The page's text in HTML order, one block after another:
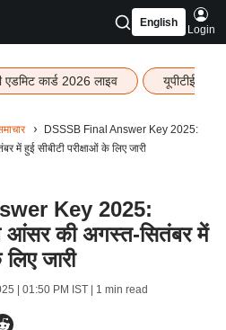
English
Login
कार्ड 2026 लाइव यूपीटीईटी
DSSSB Final Answer Key 2025:
हुई सीबीटी परीक्षाओं के लिए जारी
Key 2025:
आंसर की अगस्त-सितंबर में
जारी
| 01:50 PM IST| 1 min read